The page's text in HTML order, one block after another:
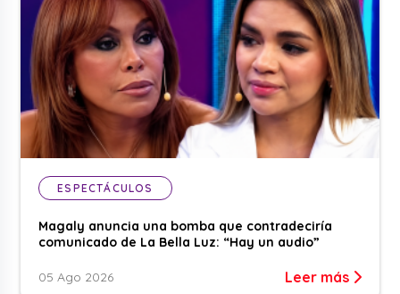
ESPECTÁCULOS
Magaly anuncia una bomba que contradeciría
comunicado de La Bella Luz: “Hay un audio”
05 Ago 2026 Leer más